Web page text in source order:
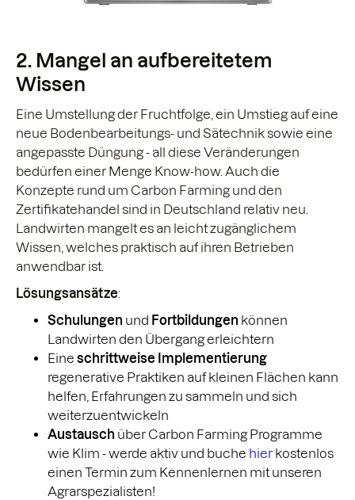
2. Mangel an aufbereitetem
Wissen
Eine Umstellung der Fruchtfolge, ein Umstieg auf eine
neue Bodenbearbeitungs- und Sätechnik sowie eine
angepasste Düngung - all diese Veränderungen
bedürfen einer Menge Know-how. Auch die
Konzepte rund um Carbon Farming und den
Zertifikatehandel sind in Deutschland relativ neu.
Landwirten mangelt es an leicht zugänglichem
Wissen, welches praktisch auf ihren Betrieben
anwendbar ist.
Lösungsansätze:
Schulungen und Fortbildungen können
Landwirten den Übergang erleichtern
Eine schrittweise Implementierung
regenerative Praktiken auf kleinen Flächen kann
helfen, Erfahrungen zu sammeln und sich
weiterzuentwickeln
Austausch über Carbon Farming Programme
wie Klim - werde aktiv und buche hier kostenlos
einen Termin zum Kennenlernen mit unseren
Agrarspezialisten!